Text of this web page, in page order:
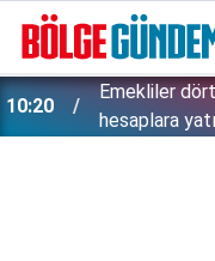
10:20
Emekliler
hesaplara